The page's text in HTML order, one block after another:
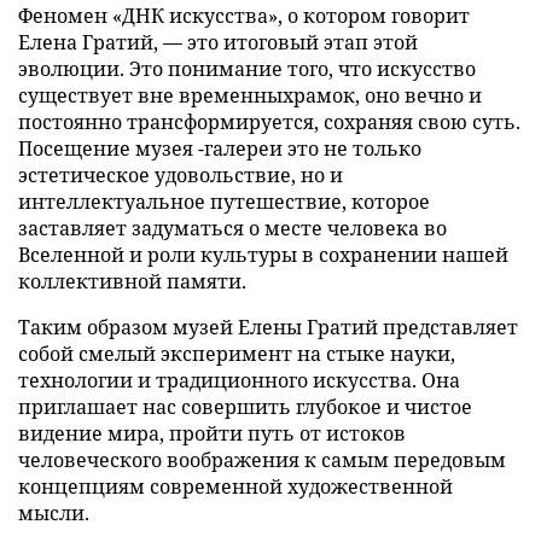
Феномен «ДНК искусства», о котором говорит
Елена Гратий, — это итоговый этап этой
эволюции. Это понимание того, что искусство
существует вне временныхрамок, оно вечно и
постоянно трансформируется, сохраняя свою суть.
Посещение музея -галереи это не только
эстетическое удовольствие, но и
интеллектуальное путешествие, которое
заставляет задуматься о месте человека во
Вселенной и роли культуры в сохранении нашей
коллективной памяти.
Таким образом музей Елены Гратий представляет
собой смелый эксперимент на стыке науки,
технологии и традиционного искусства. Она
приглашает нас совершить глубокое и чистое
видение мира, пройти путь от истоков
человеческого воображения к самым передовым
концепциям современной художественной
мысли.